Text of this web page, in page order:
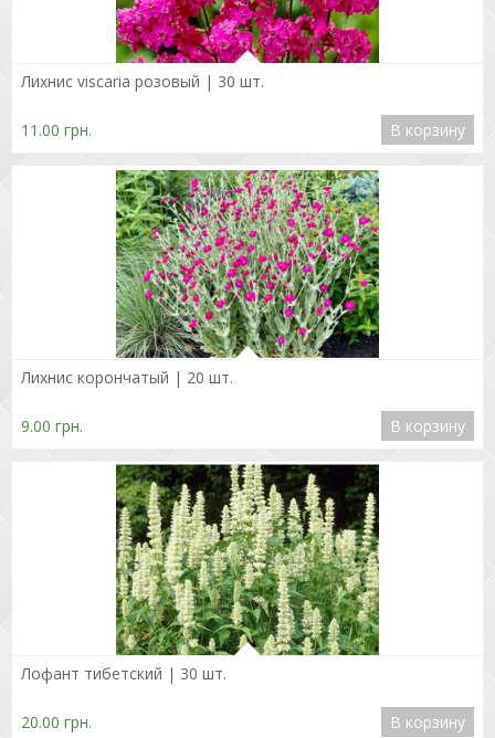
Подробнее
Лихнис viscaria розовый | 30 шт.
11.00 грн. В корзину
Лихнис корончатый | 20 шт.
9.00 грн. В корзину
Лофант тибетский | 30 шт.
20.00 грн. В корзину